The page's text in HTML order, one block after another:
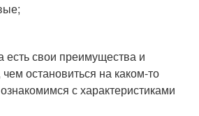
есть свои преимущества и
остановиться на каком-то
с характеристиками